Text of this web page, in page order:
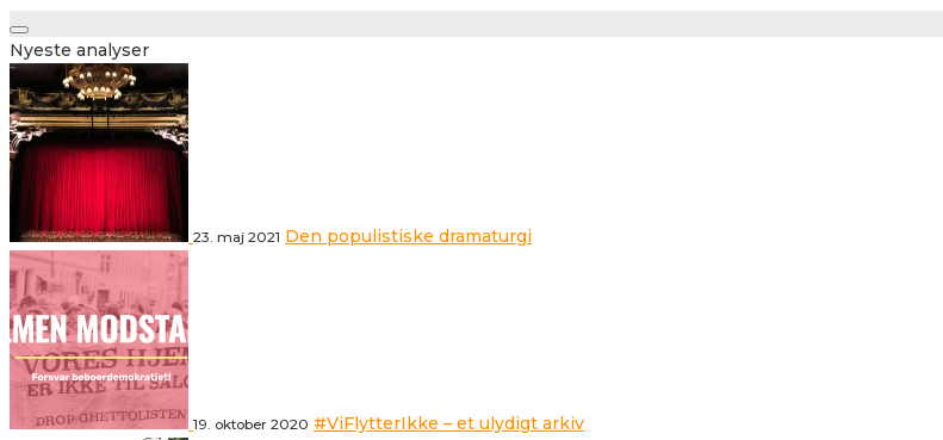
Toggle
navigation
Nyeste analyser
23. maj 2021 Den populistiske dramaturgi
19. oktober 2020 #ViFlytterIkke – et ulydigt arkiv